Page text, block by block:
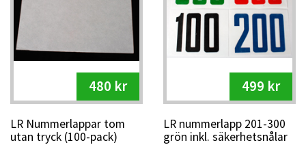
480 kr
LR Nummerlappar tom
utan tryck (100-pack)
499 kr
LR nummerlapp 201-300
grön inkl. säkerhetsnålar